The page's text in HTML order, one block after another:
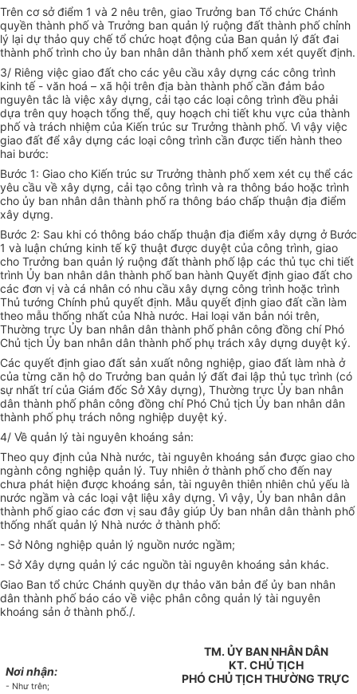
Trên cơ sở điểm 1 và 2 nêu trên, giao Trưởng ban Tổ chức Chánh
quyền thành phố và Trưởng ban quản lý ruộng đất thành phố chỉnh
lý lại dự thảo quy chế tổ chức hoạt động của Ban quản lý đất đai
thành phố trình cho ủy ban nhân dân thành phố xem xét quyết định.
3/ Riêng việc giao đất cho các yêu cầu xây dựng các công trình
kinh tế - văn hoá – xã hội trên địa bàn thành phố cần đảm bảo
nguyên tắc là việc xây dựng, cải tạo các loại công trình đều phải
dựa trên quy hoạch tổng thể, quy hoạch chi tiết khu vực của thành
phố và trách nhiệm của Kiến trúc sư Trưởng thành phố. Vì vậy việc
giao đất để xây dựng các loại công trình cần được tiến hành theo
hai bước:
Bước 1: Giao cho Kiến trúc sư Trưởng thành phố xem xét cụ thể các
yêu cầu về xây dựng, cải tạo công trình và ra thông báo hoặc trình
cho ủy ban nhân dân thành phố ra thông báo chấp thuận địa điểm
xây dựng.
Bước 2: Sau khi có thông báo chấp thuận địa điểm xây dựng ở Bước
1 và luận chứng kinh tế kỹ thuật được duyệt của công trình, giao
cho Trưởng ban quản lý ruộng đất thành phố lập các thủ tục chi tiết
trình Ủy ban nhân dân thành phố ban hành Quyết định giao đất cho
các đơn vị và cá nhân có nhu cầu xây dựng công trình hoặc trình
Thủ tướng Chính phủ quyết định. Mẫu quyết định giao đất cần làm
theo mẫu thống nhất của Nhà nước. Hai loại văn bản nói trên,
Thường trực Ủy ban nhân dân thành phố phân công đồng chí Phó
Chủ tịch Ủy ban nhân dân thành phố phụ trách xây dựng duyệt ký.
Các quyết định giao đất sản xuất nông nghiệp, giao đất làm nhà ở
của từng căn hộ do Trưởng ban quản lý đất đai lập thủ tục trình (có
sự nhất trí của Giám đốc Sở Xây dựng), Thường trực Ủy ban nhân
dân thành phố phân công đồng chí Phó Chủ tịch Ủy ban nhân dân
thành phố phụ trách nông nghiệp duyệt ký.
4/ Về quản lý tài nguyên khoáng sản:
Theo quy định của Nhà nước, tài nguyên khoáng sản được giao cho
ngành công nghiệp quản lý. Tuy nhiên ở thành phố cho đến nay
chưa phát hiện được khoáng sản, tài nguyên thiên nhiên chủ yếu là
nước ngầm và các loại vật liệu xây dựng. Vì vậy, Ủy ban nhân dân
thành phố giao các đơn vị sau đây giúp Ủy ban nhân dân thành phố
thống nhất quản lý Nhà nước ở thành phố:
- Sở Nông nghiệp quản lý nguồn nước ngầm;
- Sở Xây dựng quản lý các nguồn tài nguyên khoáng sản khác.
Giao Ban tổ chức Chánh quyền dự thảo văn bản để ủy ban nhân
dân thành phố báo cáo về việc phân công quản lý tài nguyên
khoáng sản ở thành phố./.
Nơi nhận:
- Như trên;
TM. ỦY BAN NHÂN DÂN
KT. CHỦ TỊCH
PHÓ CHỦ TỊCH THƯỜNG TRỰC